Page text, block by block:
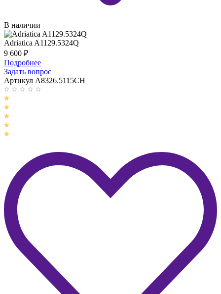
В наличии
Adriatica A1129.5324Q
9 600 ₽
Подробнее
Задать вопрос
Артикул A8326.5115CH